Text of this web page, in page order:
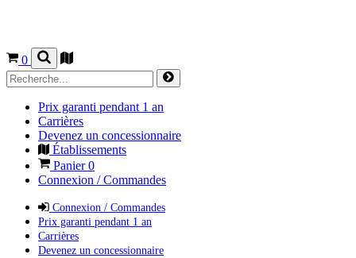
0
Prix garanti pendant 1 an
Carrières
Devenez un concessionnaire
Établissements
Panier0
Connexion / Commandes
Connexion / Commandes
Prix garanti pendant 1 an
Carrières
Devenez un concessionnaire